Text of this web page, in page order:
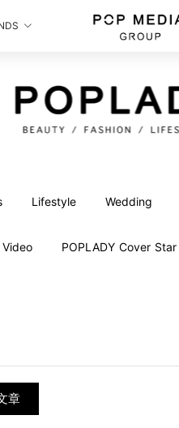
Lifestyle Wedding
Video POPLADY Cover Star
章